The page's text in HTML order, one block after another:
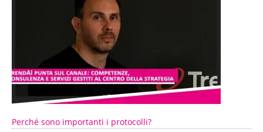
Perché sono importanti i protocolli?